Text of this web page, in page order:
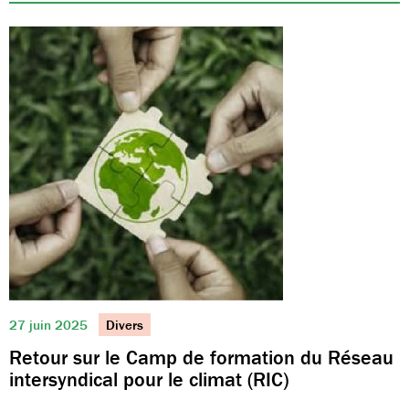
27 juin 2025 Divers
Retour sur le Camp de formation du Réseau
intersyndical pour le climat (RIC)